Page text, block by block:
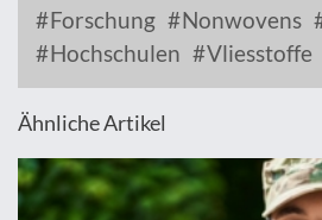
Forschung Nonwovens
Hochschulen
Vliesstoffe
Ähnliche Artikel